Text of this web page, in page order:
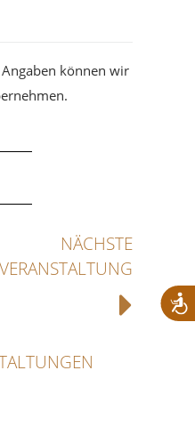
können wir
NÄCHSTE
VERANSTALTUNG